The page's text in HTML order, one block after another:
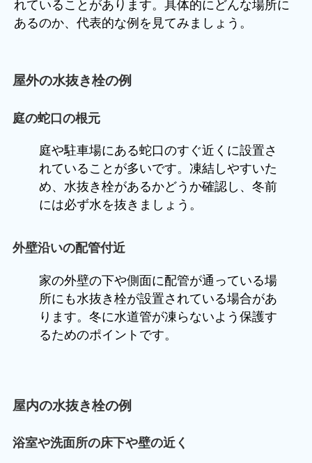
あるのか、代表的な例を見てみましょう。
屋外の水抜き栓の例
庭の蛇口の根元
庭や駐車場にある蛇口のすぐ近くに設置さ
れていることが多いです。凍結しやすいた
め、水抜き栓があるかどうか確認し、冬前
には必ず水を抜きましょう。
外壁沿いの配管付近
家の外壁の下や側面に配管が通っている場
所にも水抜き栓が設置されている場合があ
ります。冬に水道管が凍らないよう保護す
るためのポイントです。
屋内の水抜き栓の例
浴室や洗面所の床下や壁の近く